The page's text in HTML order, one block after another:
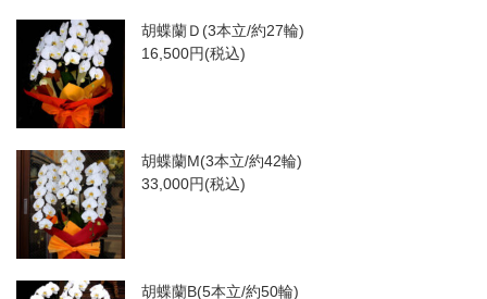
胡蝶蘭Ｄ(3本立/約27輪)
16,500円(税込)
胡蝶蘭M(3本立/約42輪)
33,000円(税込)
胡蝶蘭B(5本立/約50輪)